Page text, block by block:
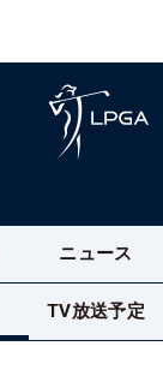
ニュース
TV放送予定